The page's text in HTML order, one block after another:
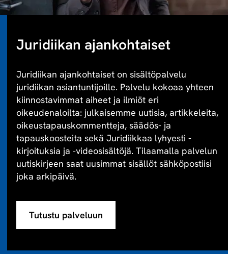
Juridiikan ajankohtaiset
Juridiikan ajankohtaiset on sisältöpalvelu
juridiikan asiantuntijoille. Palvelu kokoaa yhteen
kiinnostavimmat aiheet ja ilmiöt eri
oikeudenaloilta: julkaisemme uutisia, artikkeleita,
oikeustapauskommentteja, säädös- ja
tapauskoosteita sekä Juridiikkaa lyhyesti -
kirjoituksia ja -videosisältöjä. Tilaamalla palvelun
uutiskirjeen saat uusimmat sisällöt sähköpostiisi
joka arkipäivä.
Tutustu palveluun